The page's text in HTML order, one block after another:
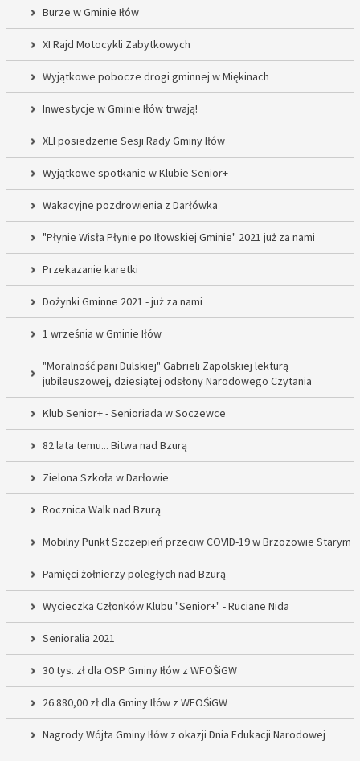
Burze w Gminie Iłów
XI Rajd Motocykli Zabytkowych
Wyjątkowe pobocze drogi gminnej w Miękinach
Inwestycje w Gminie Iłów trwają!
XLI posiedzenie Sesji Rady Gminy Iłów
Wyjątkowe spotkanie w Klubie Senior+
Wakacyjne pozdrowienia z Darłówka
"Płynie Wisła Płynie po Iłowskiej Gminie" 2021 już za nami
Przekazanie karetki
Dożynki Gminne 2021 - już za nami
1 września w Gminie Iłów
"Moralność pani Dulskiej" Gabrieli Zapolskiej lekturą
jubileuszowej, dziesiątej odsłony Narodowego Czytania
Klub Senior+ - Senioriada w Soczewce
82 lata temu... Bitwa nad Bzurą
Zielona Szkoła w Darłowie
Rocznica Walk nad Bzurą
Mobilny Punkt Szczepień przeciw COVID-19 w Brzozowie Starym
Pamięci żołnierzy poległych nad Bzurą
Wycieczka Członków Klubu "Senior+" - Ruciane Nida
Senioralia 2021
30 tys. zł dla OSP Gminy Iłów z WFOŚiGW
26.880,00 zł dla Gminy Iłów z WFOŚiGW
Nagrody Wójta Gminy Iłów z okazji Dnia Edukacji Narodowej